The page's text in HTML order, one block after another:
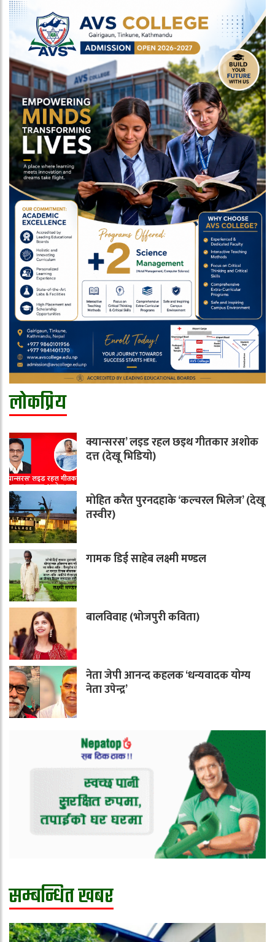
लोकप्रिय
क्यान्सरस’ लइड रहल छइथ गीतकार अशोक
दत्त (देखू भिडियो)
मोहित करैत पुरनदहाके ‘कल्चरल भिलेज’ (देखू
तस्वीर)
गामक डिई साहेब लक्ष्मी मण्डल
बालविवाह (भोजपुरी कविता)
नेता जेपी आनन्द कहलक ‘धन्यवादक योग्य
नेता उपेन्द्र’
सम्बन्धित खबर